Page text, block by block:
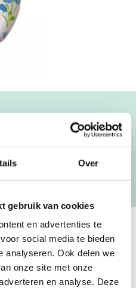
Over
gebruik van cookies
en advertenties te
social media te bieden
analyseren. Ook delen we
onze site met onze
en analyse. Deze
EN
MET NAAM